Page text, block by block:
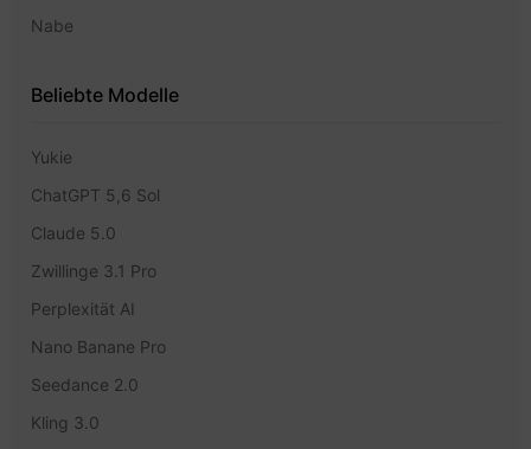
Nabe
Beliebte Modelle
Yukie
ChatGPT 5,6 Sol
Claude 5.0
Zwillinge 3.1 Pro
Perplexität AI
Nano Banane Pro
Seedance 2.0
Kling 3.0